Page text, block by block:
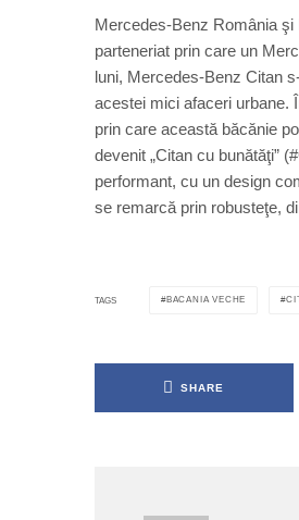
Mercedes-Benz România şi
parteneriat prin care un
luni, Mercedes-Benz Citan
acestei mici afaceri urbane.
prin care această băcănie
devenit „Citan cu bunătăţi”
performant, cu un design
se remarcă prin robusteţe,
TAGS BACANIA VECHE
SHARE